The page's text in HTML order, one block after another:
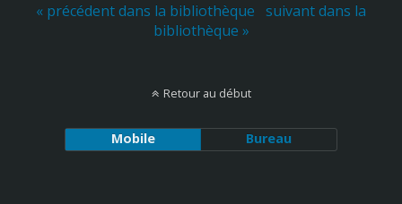
« précédent dans la bibliothèque suivant dans la
bibliothèque »
Retour au début
Mobile Bureau